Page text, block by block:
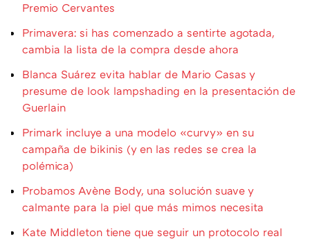
Premio Cervantes
Primavera: si has comenzado a sentirte agotada,
cambia la lista de la compra desde ahora
Blanca Suárez evita hablar de Mario Casas y
presume de look lampshading en la presentación de
Guerlain
Primark incluye a una modelo «curvy» en su
campaña de bikinis (y en las redes se crea la
polémica)
Probamos Avène Body, una solución suave y
calmante para la piel que más mimos necesita
Kate Middleton tiene que seguir un protocolo real